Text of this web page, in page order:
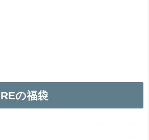
の福袋